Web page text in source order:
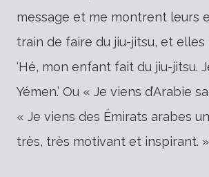
message et me montrent leurs
train de faire du jiu-jitsu, et elles
‘Hé, mon enfant fait du jiu-jitsu.
Yémen.’ Ou « Je viens d’Arabie
« Je viens des Émirats arabes
très, très motivant et inspirant. »